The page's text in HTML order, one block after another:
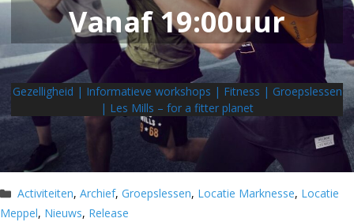
Vanaf 19:00uur
Gezelligheid | Informatieve workshops | Fitness | Groepslessen
| Les Mills – for a fitter planet
Categorieën
Activiteiten,Archief,Groepslessen, Locatie Marknesse, Locatie
Meppel, Nieuws, Release